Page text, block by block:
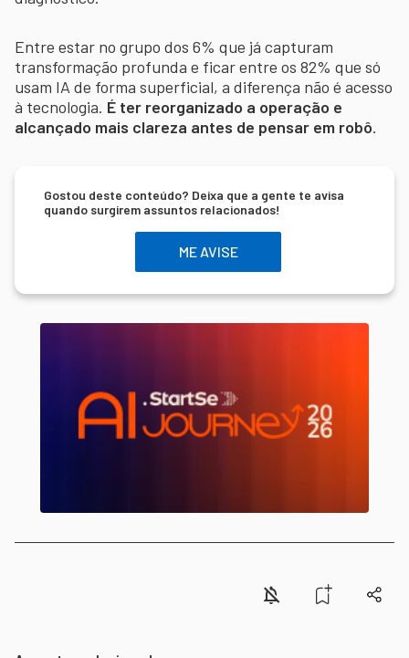
Entre estar no grupo dos 6% que já capturam
transformação profunda e ficar entre os 82% que só
usam IA de forma superficial, a diferença não é acesso
à tecnologia. É ter reorganizado a operação e
alcançado mais clareza antes de pensar em robô.
Gostou deste conteúdo? Deixa que a gente te avisa
quando surgirem assuntos relacionados!
ME AVISE